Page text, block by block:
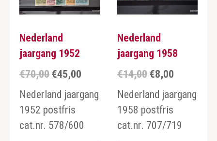
Nederland
jaargang 1952
€70,00 Oorspronkelijke
prijs
was:
€70,00.
€45,00
€45,00.
Nederland jaargang
1952 postfris
cat.nr. 578/600
Nederland
jaargang 1958
€14,00 Oorspronkelijke
prijs
was:
€14,00.
€8,00Huidige
€8,00.
Nederland jaargang
1958 postfris
cat.nr. 707/719